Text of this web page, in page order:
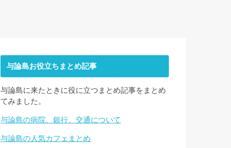
与論島お役立ちまとめ記事
与論島に来たときに役に立つまとめ記事をまとめ
てみました。
与論島の病院、銀行、交通について
与論島の人気カフェまとめ